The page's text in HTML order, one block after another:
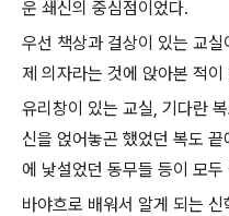
운 쇄신의 중심점이었다.
우선 책상과 걸상이 있는 교
제 의자라는 것에 앉아본 적이
유리창이 있는 교실, 기다란
신을 얹어놓곤 했었던 복도
에 낯설었던 동무들 등이 모
바야흐로 배워서 알게 되는